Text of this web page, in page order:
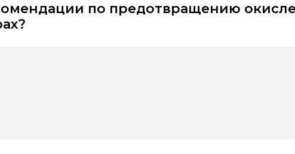
по предотвращению